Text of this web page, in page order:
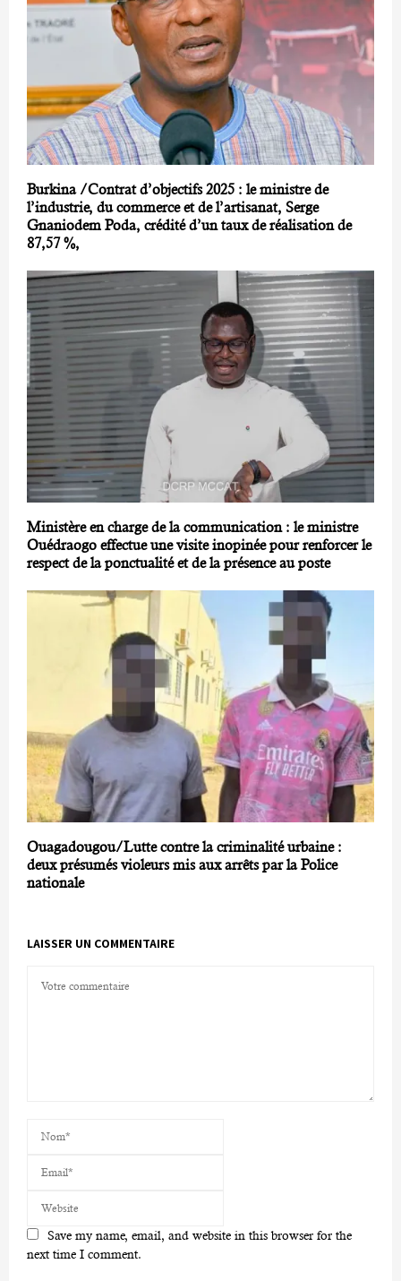
‎Burkina /Contrat d’objectifs 2025 : le ministre de
l’industrie, du commerce et de l’artisanat, Serge
Gnaniodem Poda, crédité d’un taux de réalisation de
87,57 %,
Ministère en charge de la communication : le ministre
Ouédraogo effectue une visite inopinée pour renforcer le
respect de la ponctualité et de la présence au poste
Ouagadougou/Lutte contre la criminalité urbaine :
deux présumés violeurs mis aux arrêts par la Police
nationale
LAISSER UN COMMENTAIRE
Save my name, email, and website in this browser for the
next time I comment.